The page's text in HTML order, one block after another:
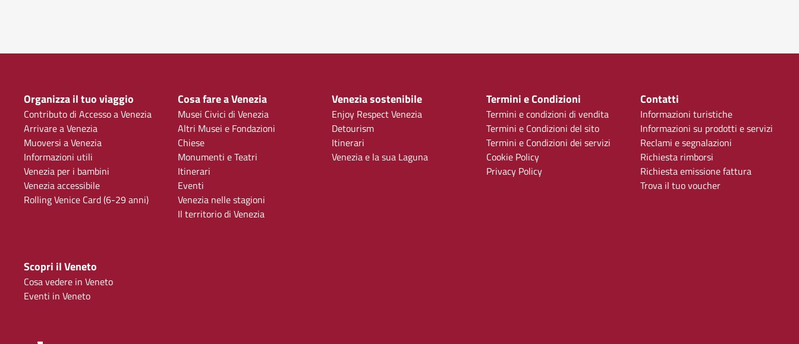
Organizza il tuo viaggio
Contributo di Accesso a Venezia
Arrivare a Venezia
Muoversi a Venezia
Informazioni utili
Venezia per i bambini
Venezia accessibile
Rolling Venice Card (6-29 anni)
Cosa fare a Venezia
Musei Civici di Venezia
Altri Musei e Fondazioni
Chiese
Monumenti e Teatri
Itinerari
Eventi
Venezia nelle stagioni
Il territorio di Venezia
Venezia sostenibile
Enjoy Respect Venezia
Detourism
Itinerari
Venezia e la sua Laguna
Termini e Condizioni
Termini e condizioni di vendita
Termini e Condizioni del sito
Termini e Condizioni dei servizi
Cookie Policy
Privacy Policy
Contatti
Informazioni turistiche
Informazioni su prodotti e servizi
Reclami e segnalazioni
Richiesta rimborsi
Richiesta emissione fattura
Trova il tuo voucher
Scopri il Veneto
Cosa vedere in Veneto
Eventi in Veneto